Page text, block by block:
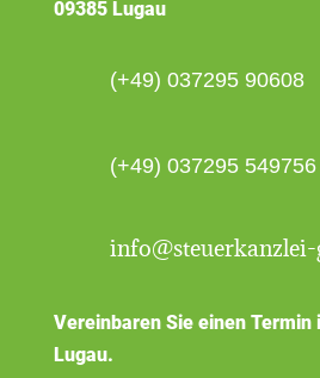
09385 Lugau
(+49) 037295 90608
(+49) 037295 549756
Vereinbaren Sie einen Termin
Lugau.